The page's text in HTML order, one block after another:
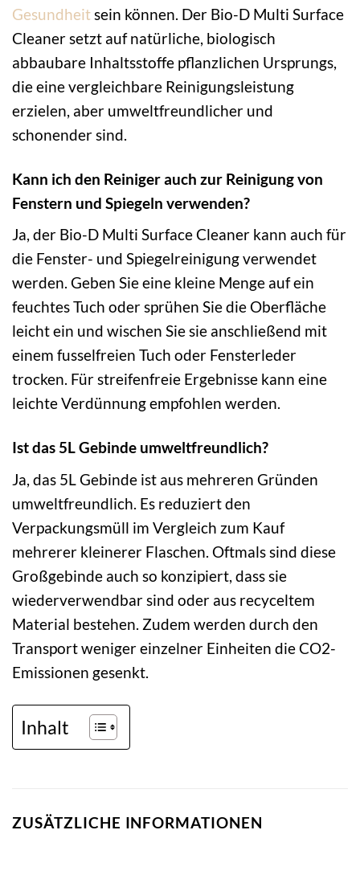
Gesundheitsein können. Der Bio-D Multi Surface
Cleaner setzt auf natürliche, biologisch
abbaubare Inhaltsstoffe pflanzlichen Ursprungs,
die eine vergleichbare Reinigungsleistung
erzielen, aber umweltfreundlicher und
schonender sind.
Kann ich den Reiniger auch zur Reinigung von
Fenstern und Spiegeln verwenden?
Ja, der Bio-D Multi Surface Cleaner kann auch für
die Fenster- und Spiegelreinigung verwendet
werden. Geben Sie eine kleine Menge auf ein
feuchtes Tuch oder sprühen Sie die Oberfläche
leicht ein und wischen Sie sie anschließend mit
einem fusselfreien Tuch oder Fensterleder
trocken. Für streifenfreie Ergebnisse kann eine
leichte Verdünnung empfohlen werden.
Ist das 5L Gebinde umweltfreundlich?
Ja, das 5L Gebinde ist aus mehreren Gründen
umweltfreundlich. Es reduziert den
Verpackungsmüll im Vergleich zum Kauf
mehrerer kleinerer Flaschen. Oftmals sind diese
Großgebinde auch so konzipiert, dass sie
wiederverwendbar sind oder aus recyceltem
Material bestehen. Zudem werden durch den
Transport weniger einzelner Einheiten die CO2-
Emissionen gesenkt.
Inhalt
ZUSÄTZLICHE INFORMATIONEN